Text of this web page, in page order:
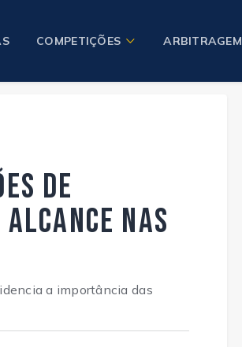
COMPETIÇÕES ARBITRAGEM
de
nas
a importância das